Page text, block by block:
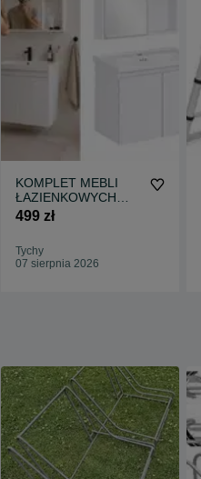
KOMPLET MEBLI
ŁAZIENKOWYCH
szafka wisząca z
499 zł
Tychy
07 sierpnia 2026